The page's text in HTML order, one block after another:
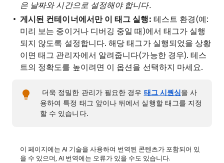
은 날짜와 시간으로 설정해야 합니다.
게시된 컨테이너에서만 이 태그 실행: 테스트 환경(예:
미리 보는 중이거나 디버깅 중일 때)에서 태그가 실행
되지 않도록 설정합니다. 해당 태그가 실행되었을 상황
이면 태그 관리자에서 알려줍니다(가능한 경우). 테스
트의 정확도를 높이려면 이 옵션을 선택하지 마세요.
​ 더욱 정밀한 관리가 필요한 경우 태그 시퀀싱을 사
용하여 특정 태그 앞이나 뒤에서 실행할 태그를 지정
할 수 있습니다.
이 페이지에는 AI 기술을 사용하여 번역된 콘텐츠가 포함되어 있
을 수 있으며, AI 번역에는 오류가 있을 수도 있습니다.